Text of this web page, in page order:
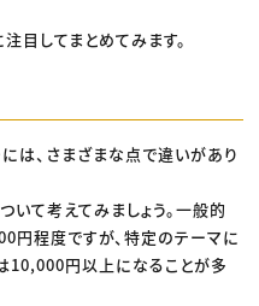
目してまとめてみます。
は、さまざまな点で違いがあり
て考えてみましょう。一般的
程度ですが、特定のテーマに
10,000円以上になることが多